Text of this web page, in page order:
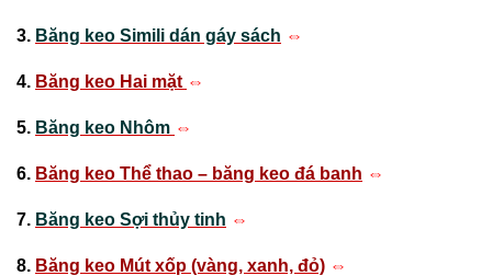
3. Băng keo Simili dán gáy sách ⇔
4. Băng keo Hai mặt ⇔
5. Băng keo Nhôm ⇔
6. Băng keo Thể thao – băng keo đá banh ⇔
7. Băng keo Sợi thủy tinh ⇔
8. Băng keo Mút xốp (vàng, xanh, đỏ) ⇔